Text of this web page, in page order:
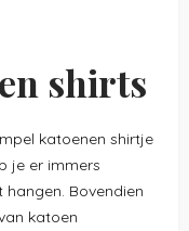
shirts
katoenen shirtje
je er immers
Bovendien
katoen